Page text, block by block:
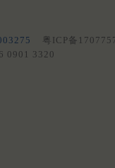
粤ICP备
0901 3320